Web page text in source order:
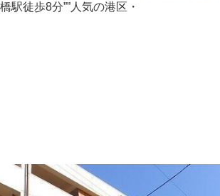
駅徒歩8分””人気の港区・